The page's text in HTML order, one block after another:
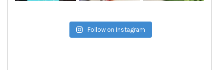
Follow on Instagram